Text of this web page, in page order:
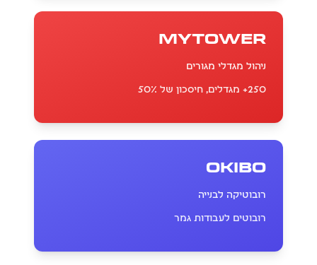
MyTower
ניהול מגדלי מגורים
250+ מגדלים, חיסכון של 50%
Okibo
רובוטיקה לבנייה
רובוטים לעבודות גמר